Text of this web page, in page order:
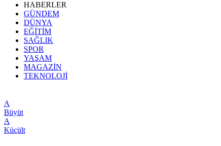
HABERLER
GÜNDEM
DÜNYA
EĞİTİM
SAĞLIK
SPOR
YAŞAM
MAGAZİN
TEKNOLOJİ
A
Büyüt
A
Küçült